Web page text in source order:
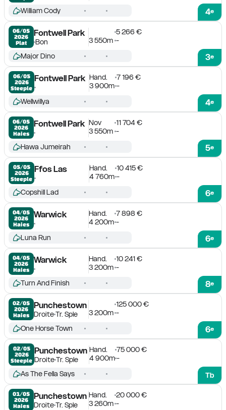
4e
William Cody
06/05
2026
Plat
Fontwell Park
Bon
5 266 €
3 550m -
3e
Major Dino
06/05
2026
Steeple
Fontwell Park Hand.
7 196 €
3 900m -
4e
Wellwillya
06/05
2026
Haies
Fontwell Park Nov
11 704 €
3 550m -
5e
Hawa Jumeirah
05/05
2026
Steeple
Ffos Las Hand.
10 415 €
4 760m -
6e
Copshill Lad
04/05
2026
Haies
Warwick Hand.
7 898 €
4 200m -
6e
Luna Run
04/05
2026
Haies
Warwick Hand.
10 241 €
3 200m -
8e
Turn And Finish
02/05
2026
Haies
Punchestown
DroiteTr. Sple
125 000 €
3 200m -
6e
One Horse Town
02/05
2026
Steeple
Punchestown
DroiteTr. Sple
Hand.
75 000 €
4 900m-
Tb
As The Fella Says
01/05
2026
Haies
Punchestown
DroiteTr. Sple
Hand.
20 000 €
3 260m -